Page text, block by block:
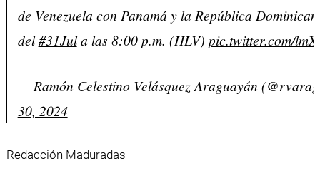
de Venezuela con Panamá y la República
del#31Jula las 8:00 p.m. (HLV) pic.twitter.com/
— Ramón Celestino Velásquez Araguayán
30, 2024
Redacción Maduradas